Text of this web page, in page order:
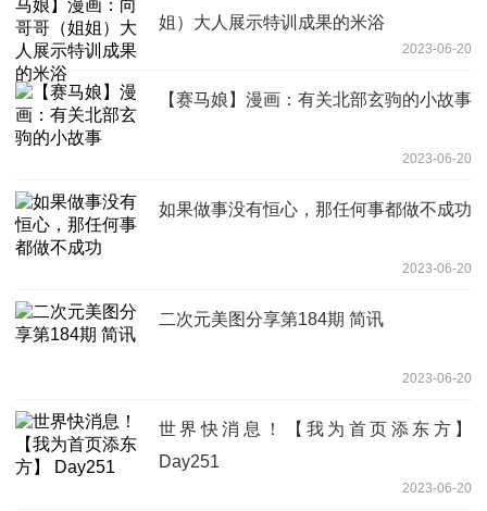
姐）大人展示特训成果的米浴
2023-06-20
【赛马娘】漫画：有关北部玄驹的小故事
2023-06-20
如果做事没有恒心，那任何事都做不成功
2023-06-20
二次元美图分享第184期 简讯
2023-06-20
世界快消息！【我为首页添东方】
Day251
2023-06-20